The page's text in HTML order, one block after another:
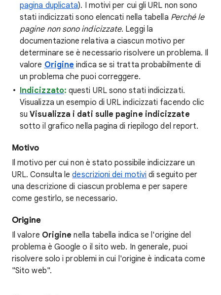
pagina duplicata). I motivi per cui gli URL non sono
stati indicizzati sono elencati nella tabella Perché le
pagine non sono indicizzate. Leggi la
documentazione relativa a ciascun motivo per
determinare se è necessario risolvere un problema. Il
valore Origine indica se si tratta probabilmente di
un problema che puoi correggere.
Indicizzato: questi URL sono stati indicizzati.
Visualizza un esempio di URL indicizzati facendo clic
suVisualizza i dati sulle pagine indicizzate
sotto il grafico nella pagina di riepilogo del report.
Motivo
Il motivo per cui non è stato possibile indicizzare un
URL. Consulta ledescrizioni dei motivi di seguito per
una descrizione di ciascun problema e per sapere
come gestirlo, se necessario.
Origine
Il valore Origine nella tabella indica se l'origine del
problema è Google o il sito web. In generale, puoi
risolvere solo i problemi in cui l'origine è indicata come
"Sito web".